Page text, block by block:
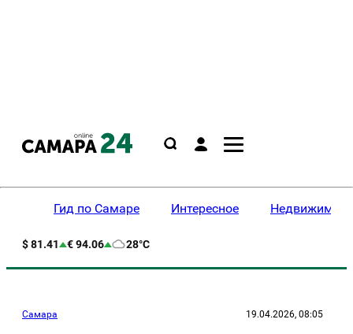
Гид по Самаре Интересное
$ 81.41 € 94.06 28°C
Самара 19.04.2026, 08:05